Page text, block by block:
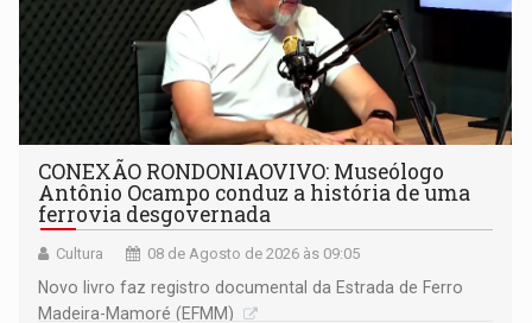
CONEXÃO RONDONIAOVIVO: Museólogo
Antônio Ocampo conduz a história de uma
ferrovia desgovernada
Cultura 08 de Agosto de 2026 às 09:05
Novo livro faz registro documental da Estrada de Ferro
Madeira-Mamoré (EFMM)